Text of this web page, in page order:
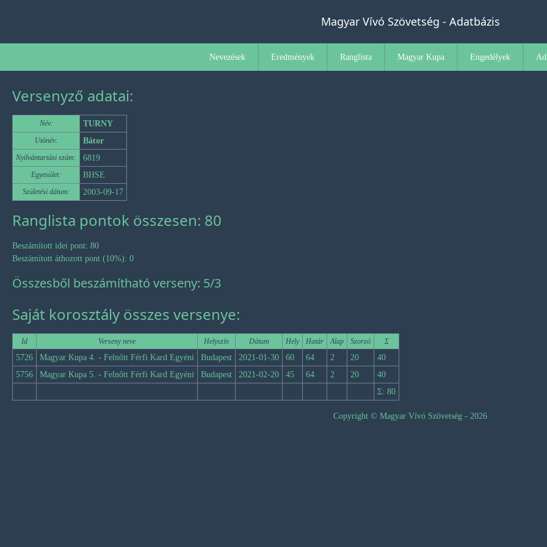
Magyar Vívó Szövetség - Adatbázis
Nevezések Eredmények Ranglista Magyar Kupa Engedélyek
Versenyző adatai:
Név: TURNY
Utónév: Bátor
Nyilvántartási szám: 6819
Egyesület: BHSE
Születési dátum: 2003-09-17
Ranglista pontok összesen: 80
Beszámított idei pont: 80
Beszámított áthozott pont (10%): 0
Összesből beszámítható verseny: 5/3
Saját korosztály összes versenye:
Id Verseny neve Helyszín Dátum Hely Határ Alap Szorzó Σ
5726 Magyar Kupa 4. - Felnőtt Férfi Kard Egyéni Budapest 2021-01-30 60 64 2 20
40
5756
Magyar Kupa 5. - Felnőtt Férfi Kard Egyéni Budapest 2021-02-20 45 64 2 20
40
Σ: 80
Copyright © Magyar Vívó Szövetség - 2026